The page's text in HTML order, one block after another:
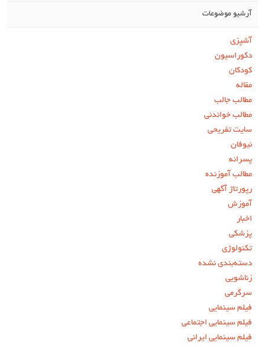
آرشیو موضوعات
آشپزی
دکوراسیون
کودکان
مقاله
مطالب جالب
مطالب خواندنی
سایت تفریحی
نیوفان
پسرانه
مطالب آموزنده
رپورتاژ آگهی
آموزش
اخبار
پزشکی
تکنولوژی
دسته‌بندی نشده
زناشویی
سرگرمی
فیلم سینمایی
فیلم سینمایی اجتماعی
فیلم سینمایی ایرانی